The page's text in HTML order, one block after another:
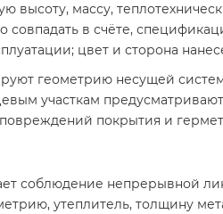
высоту, массу,
совпадать в счёте,
цвет и сторона
геометрию несущей
участкам
покрытия и
соблюдение непрерывной
утеплитель, толщину